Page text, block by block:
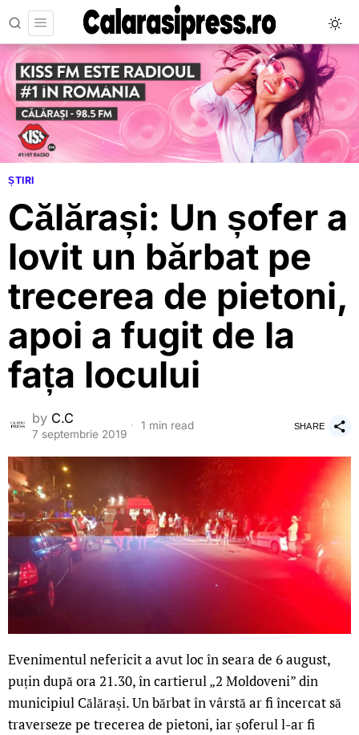
ȘTIRI
Călărași: Un șofer a
lovit un bărbat pe
trecerea de pietoni,
apoi a fugit de la
fața locului
by C.C
7 septembrie 2019
1 min read SHARE
Evenimentul nefericit a avut loc în seara de 6 august,
puțin după ora 21.30, în cartierul „2 Moldoveni” din
municipiul Călărași. Un bărbat în vârstă ar fi încercat să
traverseze pe trecerea de pietoni, iar șoferul l-ar fi